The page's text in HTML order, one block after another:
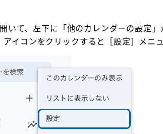
いて、左下に「他のカレンダーの設定
イコンをクリックすると［設定］メニ